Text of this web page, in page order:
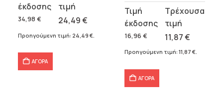
34,98 €
price
was:
34,98 €.
24,49€
τρέχουσα
τιμή
Προηγούμενη τιμή: 24,49 €
ΑΓΟΡΑ
16,96 €
Original
price
was:
16,96 €.
11,87€
Η
τρέχουσα
τιμή
είναι:
Προηγούμενη τιμή: 11,87 €.
ΑΓΟΡΑ